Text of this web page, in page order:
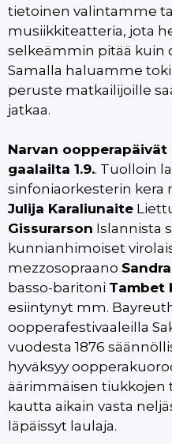
tietoinen valintamme
musiikkiteatteria, jota
selkeämmin pitää kuin
Samalla haluamme
peruste matkailijoille
jatkaa.
Narvan
gaalailta 1.9.. Tuolloin
sinfoniaorkesterin kera
Julija Karaliunaite
Gissurarson Islannista
kunnianhimoiset
mezzosopraano
basso-baritoni Tambet
esiintynyt mm.
oopperafestivaaleilla
vuodesta 1876
hyväksyy
äärimmäisen tiukkojen
kautta aikain vasta
läpäissyt laulaja.